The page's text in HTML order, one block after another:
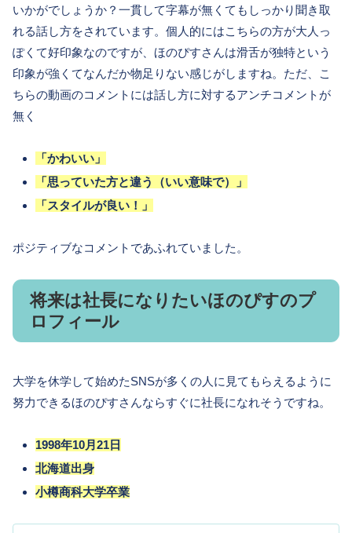
いかがでしょうか？一貫して字幕が無くてもしっかり聞き取
れる話し方をされています。個人的にはこちらの方が大人っ
ぽくて好印象なのですが、ほのぴすさんは滑舌が独特という
印象が強くてなんだか物足りない感じがしますね。ただ、こ
ちらの動画のコメントには話し方に対するアンチコメントが
無く
「かわいい」
「思っていた方と違う（いい意味で）」
「スタイルが良い！」
ポジティブなコメントであふれていました。
将来は社長になりたいほのぴすのプ
ロフィール
大学を休学して始めたSNSが多くの人に見てもらえるように
努力できるほのぴすさんならすぐに社長になれそうですね。
1998年10月21日
北海道出身
小樽商科大学卒業